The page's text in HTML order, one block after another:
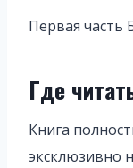
Первая часть
Где
Книга
эксклюзивно